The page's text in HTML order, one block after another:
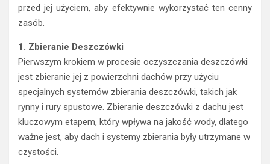
przed jej użyciem, aby efektywnie wykorzystać ten cenny
zasób.
1. Zbieranie Deszczówki
Pierwszym krokiem w procesie oczyszczania deszczówki
jest zbieranie jej z powierzchni dachów przy użyciu
specjalnych systemów zbierania deszczówki, takich jak
rynny i rury spustowe. Zbieranie deszczówki z dachu jest
kluczowym etapem, który wpływa na jakość wody, dlatego
ważne jest, aby dach i systemy zbierania były utrzymane w
czystości.